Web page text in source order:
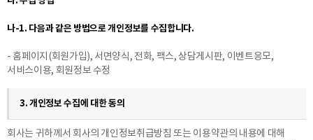
나-1. 다음과 같은 방법으로 개인정보를 수집합니다.
- 홈페이지(회원가입), 서면양식, 전화, 팩스, 상담게시판, 이벤트응모,
서비스이용, 회원정보 수정
3. 개인정보 수집에 대한 동의
회사는 귀하께서 회사의 개인정보취급방침 또는 이용약관의 내용에 대해